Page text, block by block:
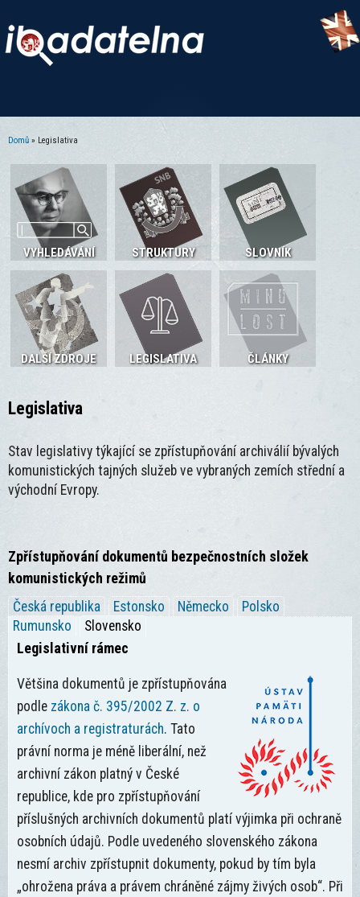
Domů » Legislativa
VYHLEDÁVÁNÍ STRUKTURY SLOVNÍK
DALŠÍ ZDROJE LEGISLATIVA ČLÁNKY
Legislativa
Stav legislativy týkající se zpřístupňování archiválií bývalých
komunistických tajných služeb ve vybraných zemích střední a
východní Evropy.
Zpřístupňování dokumentů bezpečnostních složek
komunistických režimů
Česká republika Estonsko Německo
Polsko
Rumunsko
Slovensko
Legislativní rámec
Většina dokumentů je zpřístupňována
podle zákona č. 395/2002 Z. z. o
archívoch a registraturách. Tato
právní norma je méně liberální, než
archivní zákon platný v České
republice, kde pro zpřístupňování
příslušných archivních dokumentů platí výjimka při ochraně
osobních údajů. Podle uvedeného slovenského zákona
nesmí archiv zpřístupnit dokumenty, pokud by tím byla
„ohrožena práva a právem chráněné zájmy živých osob“. Při